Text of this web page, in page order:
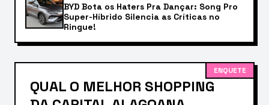
BYD Bota os Haters Pra Dançar: Song Pro
Super-Híbrido Silencia as Críticas no
Ringue!
ENQUETE
QUAL O MELHOR SHOPPING